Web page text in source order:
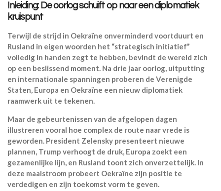
Inleiding: De oorlog schuift op naar een diplomatiek
kruispunt
Terwijl de strijd in Oekraïne onverminderd voortduurt en
Rusland in eigen woorden het “strategisch initiatief”
volledig in handen zegt te hebben, bevindt de wereld zich
op een beslissend moment. Na drie jaar oorlog, uitputting
en internationale spanningen proberen de Verenigde
Staten, Europa en Oekraïne een nieuw diplomatiek
raamwerk uit te tekenen.
Maar de gebeurtenissen van de afgelopen dagen
illustreren vooral hoe complex de route naar vrede is
geworden. President Zelensky presenteert nieuwe
plannen, Trump verhoogt de druk, Europa zoekt een
gezamenlijke lijn, en Rusland toont zich onverzettelijk. In
deze maalstroom probeert Oekraïne zijn positie te
verdedigen en zijn toekomst vorm te geven.